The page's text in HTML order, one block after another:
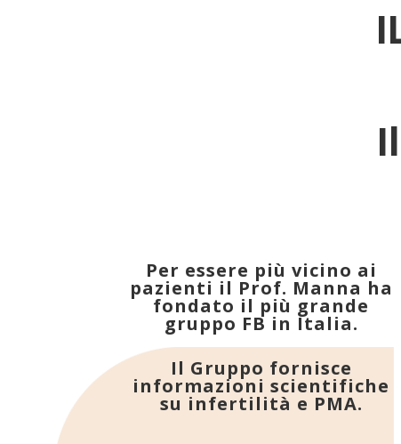
Per essere più vicino ai
pazienti il Prof. Manna ha
fondato il più grande
gruppo FB in Italia.
Il Gruppo fornisce
informazioni scientifiche
su infertilità e PMA.